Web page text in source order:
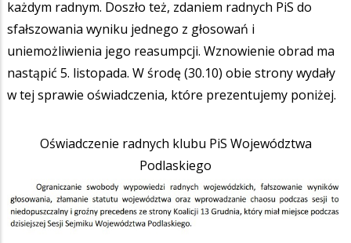
każdym radnym. Doszło też, zdaniem radnych PiS do
sfałszowania wyniku jednego z głosowań i
uniemożliwienia jego reasumpcji. Wznowienie obrad ma
nastąpić 5. listopada. W środę (30.10) obie strony wydały
w tej sprawie oświadczenia, które prezentujemy poniżej.
Oświadczenie radnych klubu PiS Województwa
Podlaskiego